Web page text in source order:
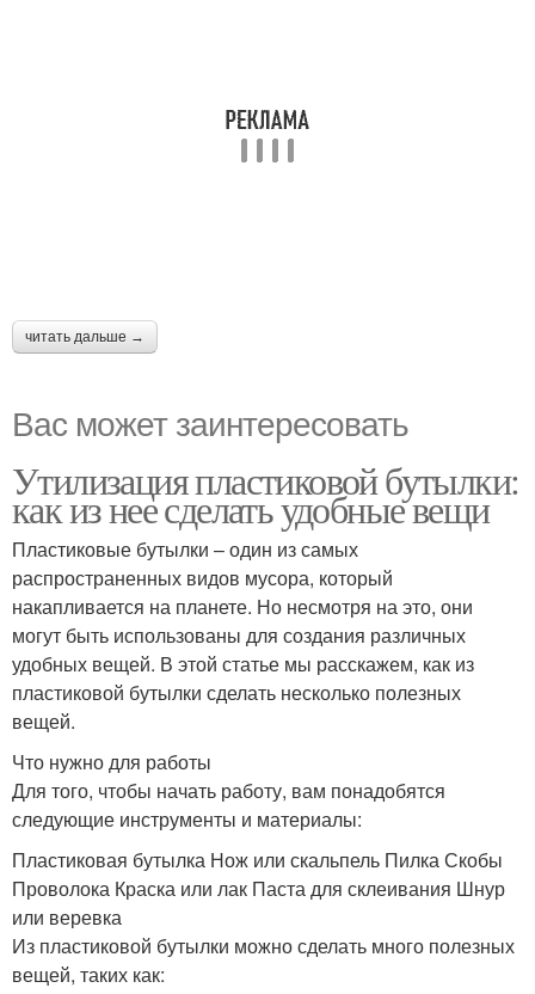
читать дальше →
Вас может заинтересовать
Утилизация пластиковой бутылки:
как из нее сделать удобные вещи
Пластиковые бутылки – один из самых
распространенных видов мусора, который
накапливается на планете. Но несмотря на это, они
могут быть использованы для создания различных
удобных вещей. В этой статье мы расскажем, как из
пластиковой бутылки сделать несколько полезных
вещей.
Что нужно для работы
Для того, чтобы начать работу, вам понадобятся
следующие инструменты и материалы:
Пластиковая бутылка Нож или скальпель Пилка Скобы
Проволока Краска или лак Паста для склеивания Шнур
или веревка
Из пластиковой бутылки можно сделать много полезных
вещей, таких как: